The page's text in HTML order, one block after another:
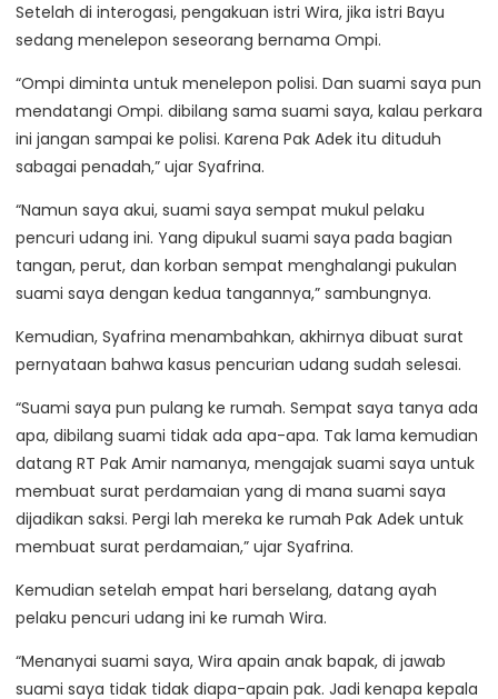
Setelah di interogasi, pengakuan istri Wira, jika istri Bayu
sedang menelepon seseorang bernama Ompi.
“Ompi diminta untuk menelepon polisi. Dan suami saya pun
mendatangi Ompi. dibilang sama suami saya, kalau perkara
ini jangan sampai ke polisi. Karena Pak Adek itu dituduh
sabagai penadah,” ujar Syafrina.
“Namun saya akui, suami saya sempat mukul pelaku
pencuri udang ini. Yang dipukul suami saya pada bagian
tangan, perut, dan korban sempat menghalangi pukulan
suami saya dengan kedua tangannya,” sambungnya.
Kemudian, Syafrina menambahkan, akhirnya dibuat surat
pernyataan bahwa kasus pencurian udang sudah selesai.
“Suami saya pun pulang ke rumah. Sempat saya tanya ada
apa, dibilang suami tidak ada apa-apa. Tak lama kemudian
datang RT Pak Amir namanya, mengajak suami saya untuk
membuat surat perdamaian yang di mana suami saya
dijadikan saksi. Pergi lah mereka ke rumah Pak Adek untuk
membuat surat perdamaian,” ujar Syafrina.
Kemudian setelah empat hari berselang, datang ayah
pelaku pencuri udang ini ke rumah Wira.
“Menanyai suami saya, Wira apain anak bapak, di jawab
suami saya tidak tidak diapa-apain pak. Jadi kenapa kepala